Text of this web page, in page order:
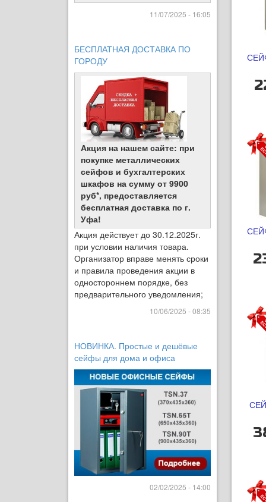
11/07/2025 - 16:05
БЕСПЛАТНАЯ ДОСТАВКА ПО
ГОРОДУ
Акция на нашем сайте: при
покупке металлических
сейфов и бухгалтерских
шкафов на сумму от 9900
руб*, предоставляется
бесплатная доставка по г.
Уфа!
Акция действует до 30.12.2025г.
при условии наличия товара.
Организатор вправе менять сроки
и правила проведения акции в
одностороннем порядке, без
предварительного уведомления;
10/06/2025 - 08:35
НОВИНКА. Простые и дешёвые
сейфы для дома и офиса
02/02/2025 - 14:00